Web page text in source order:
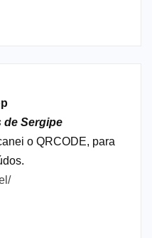
de Sergipe
o QRCODE, para